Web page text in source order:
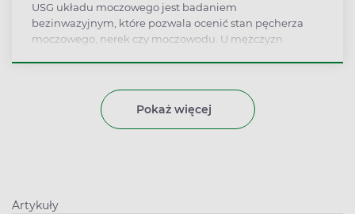
USG układu moczowego jest badaniem
bezinwazyjnym, które pozwala ocenić stan pęcherza
moczowego, nerek czy moczowodu. U mężczyzn
całej jamy brzusznej u osób, które zgłaszają niepokojące
objawy, odczuwają dotkliwy ból lub mają
nieprawidłowe wyniki moczu. Badanie jest z reguły
Pokaż więcej
Artykuły